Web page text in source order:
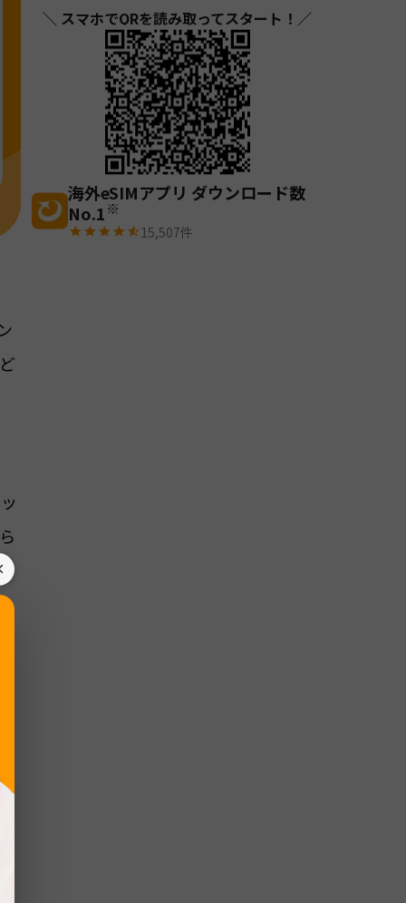
＼ スマホでQRを読み取ってスタート！／
海外eSIMアプリ ダウンロード数
No.1※
15,507件